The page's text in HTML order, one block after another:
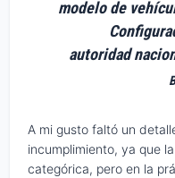
modelo de
autoridad
A mi gusto faltó un
incumplimiento, ya que
categórica, pero en la